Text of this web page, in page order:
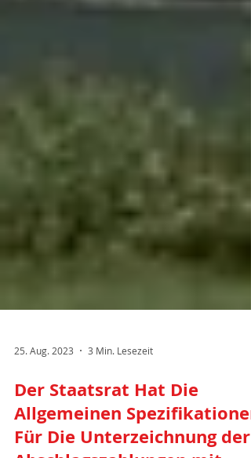
25. Aug. 2023 3 Min. Lesezeit
Der Staatsrat Hat Die
Allgemeinen Spezifikationen